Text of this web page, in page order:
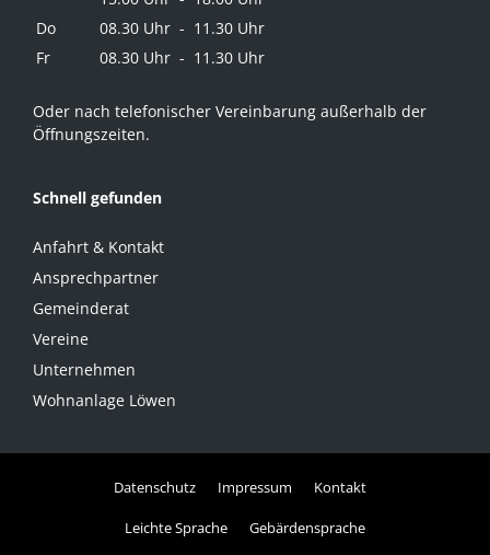
Do
08.30 Uhr - 11.30 Uhr
Fr
08.30 Uhr - 11.30 Uhr
Oder nach telefonischer Vereinbarung außerhalb der
Öffnungszeiten.
Schnell gefunden
Anfahrt & Kontakt
Ansprechpartner
Gemeinderat
Vereine
Unternehmen
Wohnanlage Löwen
Datenschutz Impressum Kontakt
Leichte Sprache Gebärdensprache